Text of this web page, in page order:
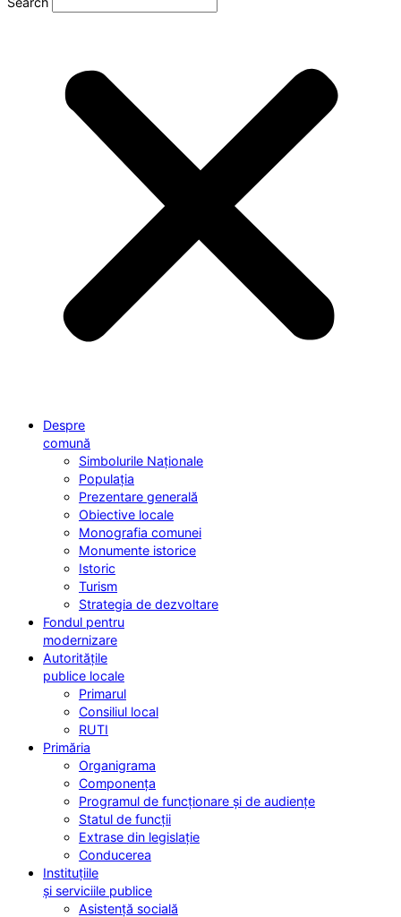
Despre
comună
Simbolurile Naționale
Populația
Prezentare generală
Obiective locale
Monografia comunei
Monumente istorice
Istoric
Turism
Strategia de dezvoltare
Fondul pentru
modernizare
Autoritățile
publice locale
Primarul
Consiliul local
RUTI
Primăria
Organigrama
Componența
Programul de funcționare și de audiențe
Statul de funcții
Extrase din legislație
Conducerea
Instituțiile
și serviciile publice
Asistență socială